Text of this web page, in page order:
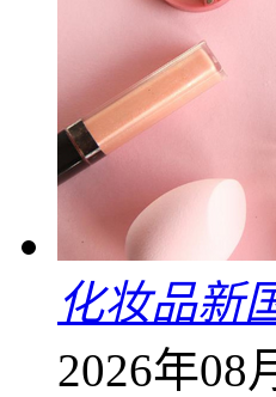
化妆品新
2026年08